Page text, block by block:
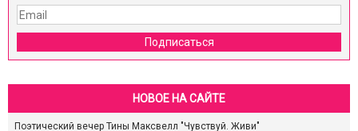
Подписаться
НОВОЕ НА САЙТЕ
Поэтический вечер Тины Максвелл "Чувствуй. Живи"